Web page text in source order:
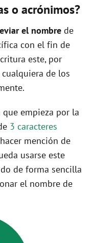
o acrónimos?
el nombre de
con el fin de
este, por
de los
empieza por la
3 caracteres
mención de
usarse este
de forma sencilla
el nombre de